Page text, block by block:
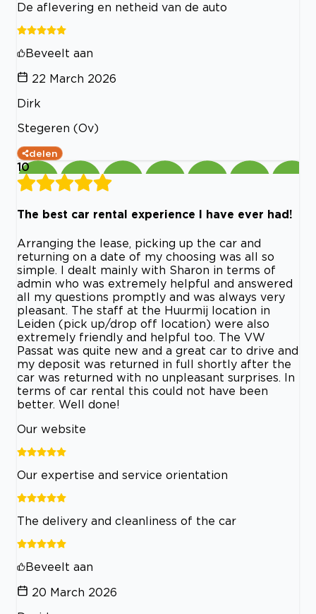
De aflevering en netheid van de auto
Beveelt aan
22 March 2026
Dirk
Stegeren (Ov)
delen
10
The best car rental experience I have ever had!
Arranging the lease, picking up the car and
returning on a date of my choosing was all so
simple. I dealt mainly with Sharon in terms of
admin who was extremely helpful and answered
all my questions promptly and was always very
pleasant. The staff at the Huurmij location in
Leiden (pick up/drop off location) were also
extremely friendly and helpful too. The VW
Passat was quite new and a great car to drive and
my deposit was returned in full shortly after the
car was returned with no unpleasant surprises. In
terms of car rental this could not have been
better. Well done!
Our website
Our expertise and service orientation
The delivery and cleanliness of the car
Beveelt aan
20 March 2026